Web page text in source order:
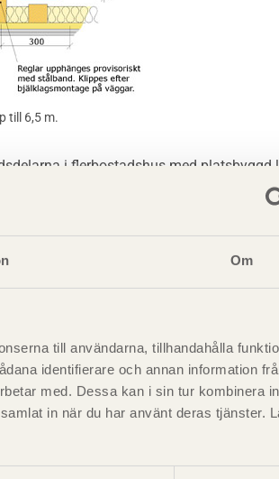
Om
till användarna, tillhandahålla
identifierare och annan information
med. Dessa kan i sin tur kombinera
in när du har använt deras tjänster.
till 6,5 m.
i flerbostadshus med
300
400
100